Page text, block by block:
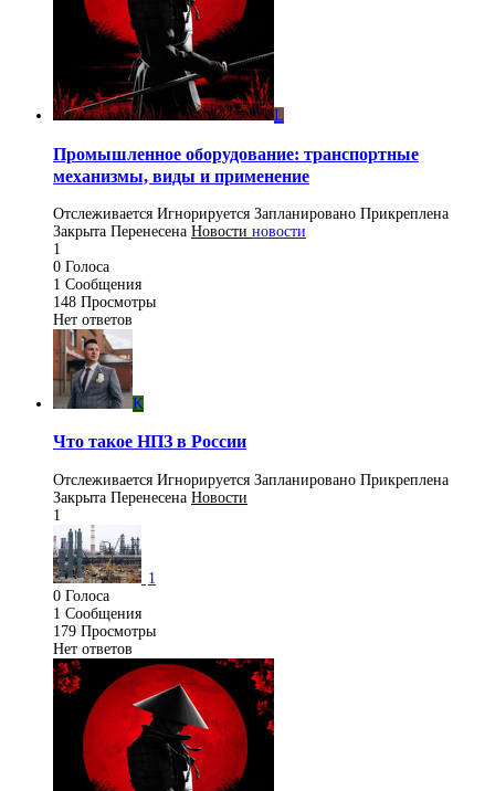
L
Промышленное оборудование: транспортные
механизмы, виды и применение
Отслеживается Игнорируется Запланировано Прикреплена
Закрыта Перенесена Новости новости
1
0 Голоса
1 Сообщения
148 Просмотры
Нет ответов
K
Что такое НПЗ в России
Отслеживается Игнорируется Запланировано Прикреплена
Закрыта Перенесена Новости
1
1
0 Голоса
1 Сообщения
179 Просмотры
Нет ответов